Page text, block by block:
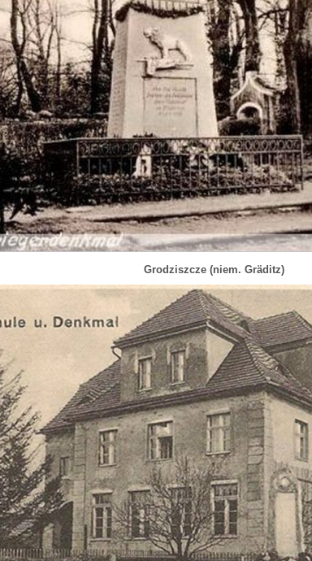
Grodziszcze (niem. Gräditz)